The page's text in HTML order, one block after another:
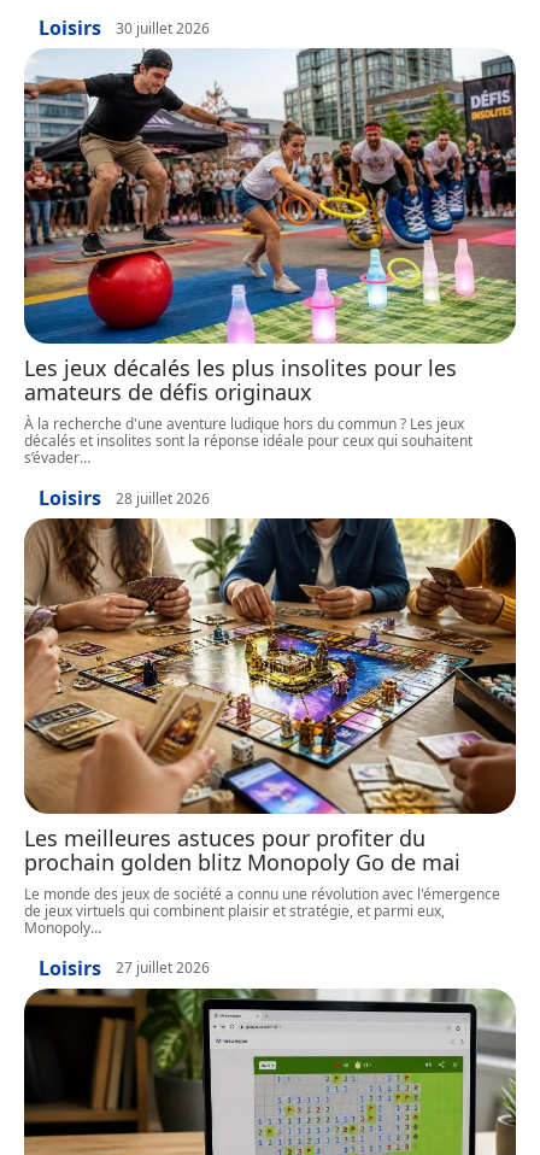
Loisirs 30 juillet 2026
Les jeux décalés les plus insolites pour les
amateurs de défis originaux
À la recherche d'une aventure ludique hors du commun ? Les jeux
décalés et insolites sont la réponse idéale pour ceux qui souhaitent
s’évader…
Loisirs 28 juillet 2026
Les meilleures astuces pour profiter du
prochain golden blitz Monopoly Go de mai
Le monde des jeux de société a connu une révolution avec l'émergence
de jeux virtuels qui combinent plaisir et stratégie, et parmi eux,
Monopoly…
Loisirs 27 juillet 2026